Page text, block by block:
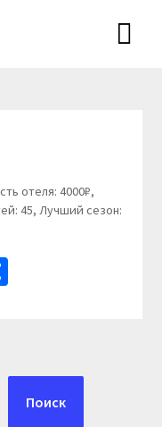
отеля: 4000₽,
45, Лучший сезон:
Отправить
Поиск